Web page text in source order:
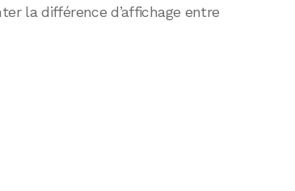
la différence d’affichage entre